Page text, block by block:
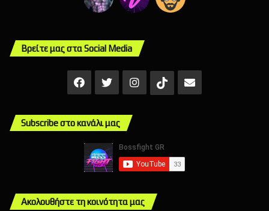
Βρείτε μας στα Social Media
Facebook
X InstagramTikTokMail
Subscribe στο κανάλι μας
Ακολουθήστε τη κοινότητα μας